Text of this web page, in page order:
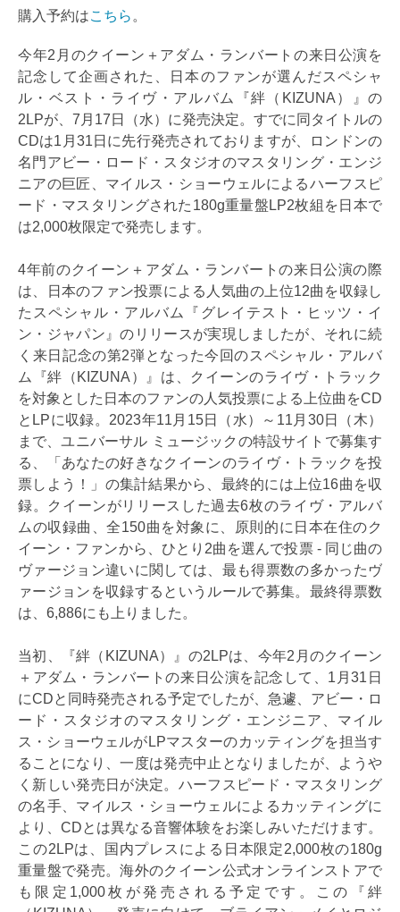
購入予約はこちら 。
今年2月のクイーン＋アダム・ランバートの来日公演を
記念して企画された、日本のファンが選んだスペシャ
ル・ベスト・ライヴ・アルバム『絆（KIZUNA）』の
2LPが、7月17日（水）に発売決定。すでに同タイトルの
CDは1月31日に先行発売されておりますが、ロンドンの
名門アビー・ロード・スタジオのマスタリング・エンジ
ニアの巨匠、マイルス・ショーウェルによるハーフスピ
ード・マスタリングされた180g重量盤LP2枚組を日本で
は2,000枚限定で発売します。
4年前のクイーン＋アダム・ランバートの来日公演の際
は、日本のファン投票による人気曲の上位12曲を収録し
たスペシャル・アルバム『グレイテスト・ヒッツ・イ
ン・ジャパン』のリリースが実現しましたが、それに続
く来日記念の第2弾となった今回のスペシャル・アルバ
ム『絆（KIZUNA）』は、クイーンのライヴ・トラック
を対象とした日本のファンの人気投票による上位曲をCD
とLPに収録。2023年11月15日（水）～11月30日（木）
まで、ユニバーサル ミュージックの特設サイトで募集す
る、「あなたの好きなクイーンのライヴ・トラックを投
票しよう！」の集計結果から、最終的には上位16曲を収
録。クイーンがリリースした過去6枚のライヴ・アルバ
ムの収録曲、全150曲を対象に、原則的に日本在住のク
イーン・ファンから、ひとり2曲を選んで投票 - 同じ曲の
ヴァージョン違いに関しては、最も得票数の多かったヴ
ァージョンを収録するというルールで募集。最終得票数
は、6,886にも上りました。
当初、『絆（KIZUNA）』の2LPは、今年2月のクイーン
＋アダム・ランバートの来日公演を記念して、1月31日
にCDと同時発売される予定でしたが、急遽、アビー・ロ
ード・スタジオのマスタリング・エンジニア、マイル
ス・ショーウェルがLPマスターのカッティングを担当す
ることになり、一度は発売中止となりましたが、ようや
く新しい発売日が決定。ハーフスピード・マスタリング
の名手、マイルス・ショーウェルによるカッティングに
より、CDとは異なる音響体験をお楽しみいただけます。
この2LPは、国内プレスによる日本限定2,000枚の180g
重量盤で発売。海外のクイーン公式オンラインストアで
も限定1,000枚が発売される予定です。この『絆